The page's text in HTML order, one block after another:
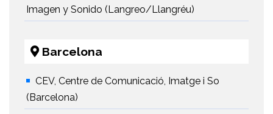
Imagen y Sonido (Langreo/Llangréu)
Barcelona
CEV, Centre de Comunicació, Imatge i So
(Barcelona)